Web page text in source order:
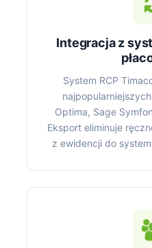
Integracja z
System RCP
Optima, Sage
Eksport eliminuje
z ewidencji do